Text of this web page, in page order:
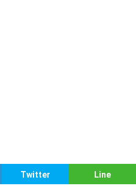
Twitter Line